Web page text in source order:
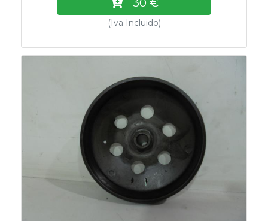
(Iva Incluido)